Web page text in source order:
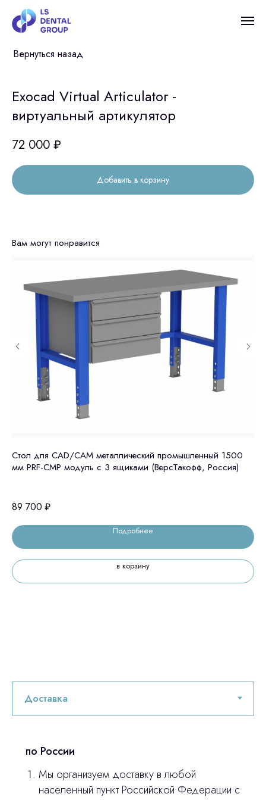
Вернуться назад
Exocad Virtual Articulator -
виртуальный артикулятор
72 000 ₽
Добавить в корзину
Вам могут понравится
Стол для CAD/CAM металлический промышленный 1500
мм PRF-CMP модуль с 3 ящиками (ВерсТакофф, Россия)
89 700 ₽
Подробнее
в корзину
по России
Мы организуем доставку в любой
населенный пункт Российской Федерации с